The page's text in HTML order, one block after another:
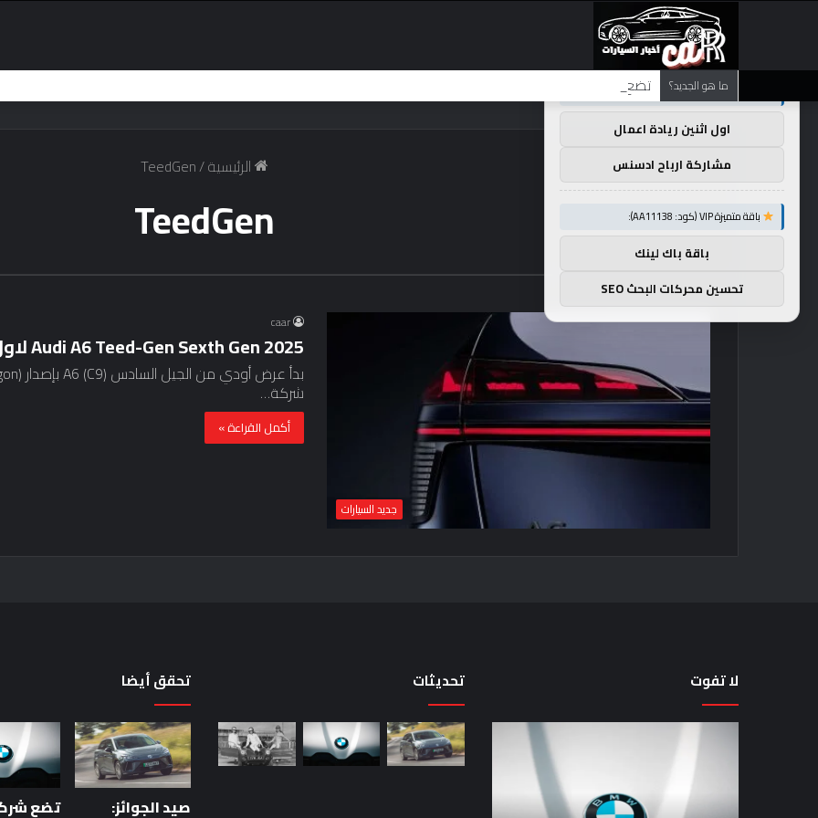
ما هو الجديد؟ تضع شركة BMW منافستها من الفئة G في حالة انتظار مع وصول الرياح المعاكسة في الصين إلى موطنها
الرئيسية/
TeedGen
TeedGen
جديد السيارات
caar
2025 Audi A6 Teed-Gen Sexth Gen لاول مرة 15 أبريل
شركة…
أكمل القراءة »
لا تفوت
تضع
منافستها
من
لماذا
من
حقيقة
اختبار
السيارة:
تحديثات تحقق أيضا
صيد الجوائز:
توصيات :
باقة متميزة VIP (كود: AA38045):
اول اثنين ريادة اعمال
مشاركة ارباح ادسنس
باقة متميزة VIP (كود: AA11138):
باقة باك لينك
تحسين محركات البحث SEO